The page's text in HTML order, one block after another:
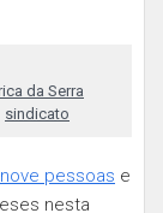
da Serra
sindicato
pessoas e
nesta